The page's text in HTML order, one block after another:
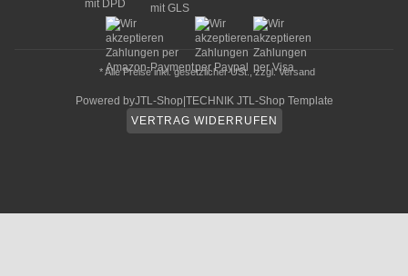
* Alle Preise inkl. gesetzlicher USt., zzgl.Versand
Powered byJTL-Shop TECHNIK JTL-Shop Template
VERTRAG WIDERRUFEN